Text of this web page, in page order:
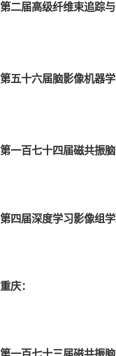
第二届高级纤维束追踪
第五十六届脑影像机器
第一百七十四届磁共振
第四届深度学习影像组
重庆：